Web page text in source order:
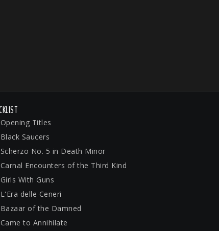
Titles
Saucers
No. 5 in Death Minor
Encounters of the Third Kind
With Guns
delle Ceneri
of the Damned
to Annihilate